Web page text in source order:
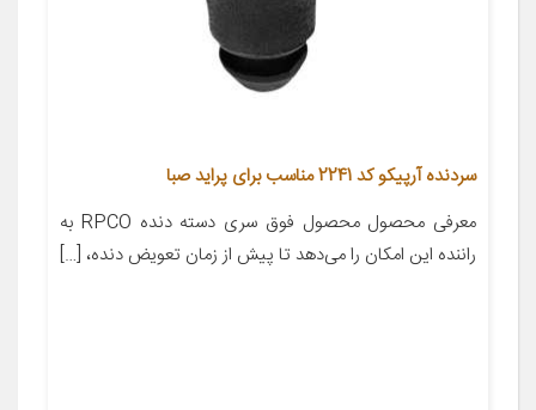
سردنده آرپیکو کد 2241 مناسب برای پراید صبا
معرفی محصول محصول فوق سری دسته دنده RPCO به
راننده این امکان را می‌دهد تا پیش از زمان تعویض دنده، […]